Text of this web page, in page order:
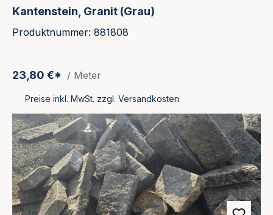
Kantenstein, Granit (Grau)
Produktnummer: 881808
23,80 €* / Meter
Preise inkl. MwSt. zzgl. Versandkosten